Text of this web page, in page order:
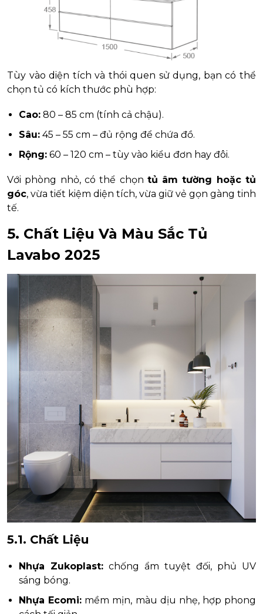
Tùy vào diện tích và thói quen sử dụng, bạn có thể
chọn tủ có kích thước phù hợp:
Cao: 80 – 85 cm (tính cả chậu).
Sâu: 45 – 55 cm – đủ rộng để chứa đồ.
Rộng: 60 – 120 cm – tùy vào kiểu đơn hay đôi.
Với phòng nhỏ, có thể chọn tủ âm tường hoặc tủ
góc, vừa tiết kiệm diện tích, vừa giữ vẻ gọn gàng tinh
tế.
5. Chất Liệu Và Màu Sắc Tủ
Lavabo 2025
5.1. Chất Liệu
Nhựa Zukoplast: chống ẩm tuyệt đối, phủ UV
sáng bóng.
Nhựa Ecomi: mềm mịn, màu dịu nhẹ, hợp phong